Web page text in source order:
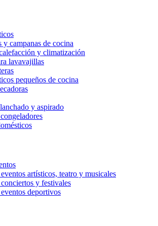
y campanas de cocina
y climatización
lavavajillas
pequeños de cocina
y aspirado
artísticos, teatro y musicales
y festivales
deportivos